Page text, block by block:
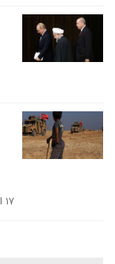
۱۷ اسفند ۱۳۹۸